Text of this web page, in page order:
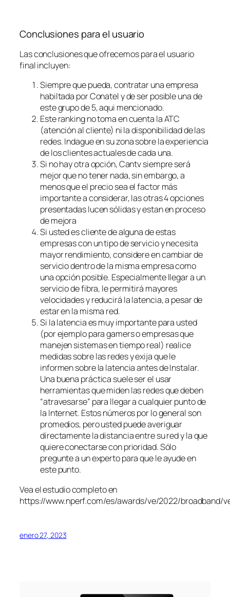
Conclusiones para el usuario
Las conclusiones que ofrecemos para el usuario
final incluyen:
Siempre que pueda, contratar una empresa
habiltada por Conatel y de ser posible una de
este grupo de 5, aqui mencionado.
Este ranking no toma en cuenta la ATC
(atención al cliente) ni la disponibilidad de las
redes. Indague en su zona sobre la experiencia
de los clientes actuales de cada una.
Si no hay otra opción, Cantv siempre será
mejor que no tener nada, sin embargo, a
menos que el precio sea el factor más
importante a considerar, las otras 4 opciones
presentadas lucen sólidas y estan en proceso
de mejora
Si usted es cliente de alguna de estas
empresas con un tipo de servicio y necesita
mayor rendimiento, considere en cambiar de
servicio dentro de la misma empresa como
una opción posible. Especialmente llegar a un
servicio de fibra, le permitirá mayores
velocidades y reducirá la latencia, a pesar de
estar en la misma red.
Si la latencia es muy importante para usted
(por ejemplo para gamers o empresas que
manejen sistemas en tiempo real) realice
medidas sobre las redes y exija que le
informen sobre la latencia antes de Instalar.
Una buena práctica suele ser el usar
herramientas que miden las redes que deben
“atravesarse” para llegar a cualquier punto de
la Internet. Estos números por lo general son
promedios, pero usted puede averiguar
directamente la distancia entre su red y la que
quiere conectarse con prioridad. Sólo
pregunte a un experto para que le ayude en
este punto.
Vea el estudio completo en
https://www.nperf.com/es/awards/ve/2022/broadband/
enero 27, 2023